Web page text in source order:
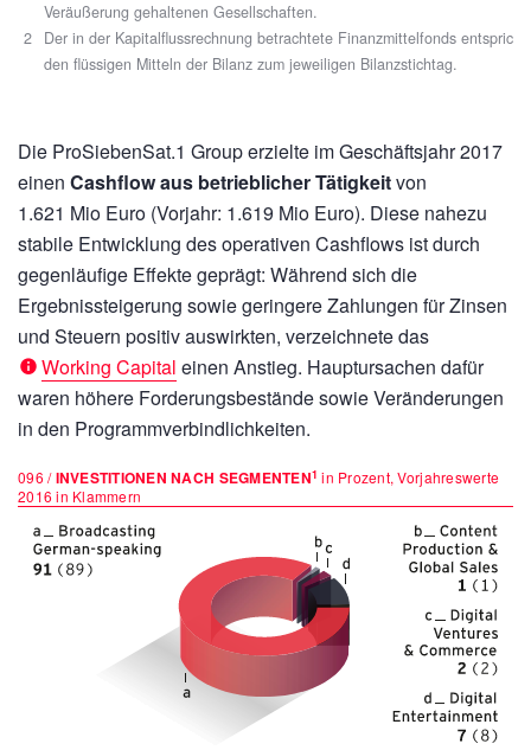
Veräußerung gehaltenen Gesellschaften.
2
Der in der Kapitalflussrechnung betrachtete Finanzmittelfonds entspricht
den flüssigen Mitteln der Bilanz zum jeweiligen Bilanzstichtag.
Die ProSiebenSat.1 Group erzielte im Geschäftsjahr 2017
einen Cashflow aus betrieblicher Tätigkeitvon
1.621 Mio Euro (Vorjahr: 1.619 Mio Euro). Diese nahezu
stabile Entwicklung des operativen Cashflows ist durch
gegenläufige Effekte geprägt: Während sich die
Ergebnissteigerung sowie geringere Zahlungen für Zinsen
und Steuern positiv auswirkten, verzeichnete das
Working Capital einen Anstieg. Hauptursachen dafür
waren höhere Forderungsbestände sowie Veränderungen
in den Programmverbindlichkeiten.
096 /INVESTITIONEN NACH SEGMENTEN1 in Prozent, Vorjahreswerte
2016 in Klammern